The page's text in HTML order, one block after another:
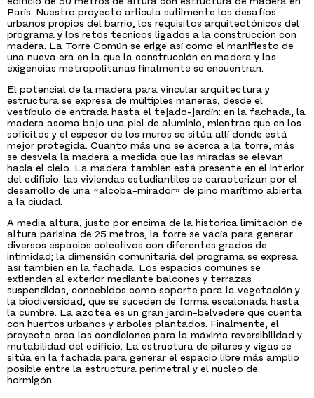
París. Nuestro proyecto articula sutilmente los desafíos
urbanos propios del barrio, los requisitos arquitectónicos del
programa y los retos técnicos ligados a la construcción con
madera. La Torre Común se erige así como el manifiesto de
una nueva era en la que la construcción en madera y las
exigencias metropolitanas finalmente se encuentran.
El potencial de la madera para vincular arquitectura y
estructura se expresa de múltiples maneras, desde el
vestíbulo de entrada hasta el tejado-jardín: en la fachada, la
madera asoma bajo una piel de aluminio, mientras que en los
soficitos y el espesor de los muros se sitúa allí donde está
mejor protegida. Cuanto más uno se acerca a la torre, más
se desvela la madera a medida que las miradas se elevan
hacia el cielo. La madera también está presente en el interior
del edificio: las viviendas estudiantiles se caracterizan por el
desarrollo de una «alcoba-mirador» de pino marítimo abierta
a la ciudad.
A media altura, justo por encima de la histórica limitación de
altura parisina de 25 metros, la torre se vacía para generar
diversos espacios colectivos con diferentes grados de
intimidad; la dimensión comunitaria del programa se expresa
así también en la fachada. Los espacios comunes se
extienden al exterior mediante balcones y terrazas
suspendidas, concebidos como soporte para la vegetación y
la biodiversidad, que se suceden de forma escalonada hasta
la cumbre. La azotea es un gran jardín-belvedere que cuenta
con huertos urbanos y árboles plantados. Finalmente, el
proyecto crea las condiciones para la máxima reversibilidad y
mutabilidad del edificio. La estructura de pilares y vigas se
sitúa en la fachada para generar el espacio libre más amplio
posible entre la estructura perimetral y el núcleo de
hormigón.